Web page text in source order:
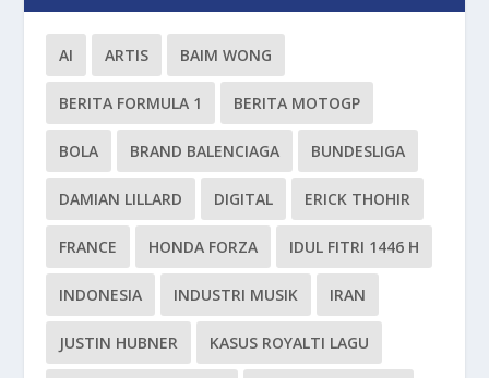
AI ARTIS BAIM WONG
BERITA FORMULA 1 BERITA MOTOGP
BOLA BRAND BALENCIAGA BUNDESLIGA
DAMIAN LILLARD DIGITAL ERICK THOHIR
FRANCE HONDA FORZA IDUL FITRI 1446 H
INDONESIA INDUSTRI MUSIK IRAN
JUSTIN HUBNER KASUS ROYALTI LAGU